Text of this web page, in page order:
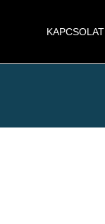
KAPCSOLAT